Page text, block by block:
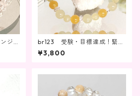
ジす
す
br123 受験・目標達成！緊張
を解きほぐし、実力を発揮す
る
¥3,800